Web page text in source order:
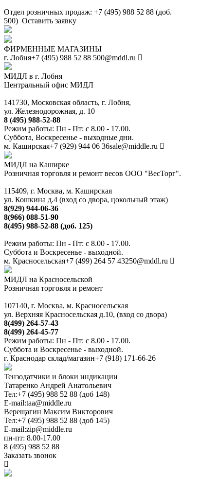
Отдел розничных продаж: +7 (495) 988 52 88 (доб.
500) Оставить заявку
ФИРМЕННЫЕ МАГАЗИНЫ
г. Лобня+7 (495) 988 52 88 500@mddl.ru
МИДЛ в г. Лобня
Центральный офис МИДЛ
141730, Московская область, г. Лобня,
ул. Железнодорожная, д. 10
8 (495) 988-52-88
Режим работы: Пн - Пт: с 8.00 - 17.00.
Суббота, Воскресенье - выходные дни.
м. Каширская+7 (929) 944 06 36sale@middle.ru
МИДЛ на Каширке
Розничная торговля и ремонт весов ООО "ВесТорг".
115409, г. Москва, м. Каширская
ул. Кошкина д.4 (вход со двора, цокольный этаж)
8(929) 944-06-36
8(966) 088-51-90
8(495) 988-52-88 (доб. 125)
Режим работы: Пн - Пт: с 8.00 - 17.00.
Суббота и Воскресенье - выходной.
м. Красносельская+7 (499) 264 57 43250@mddl.ru
МИДЛ на Красносельской
Розничная торговля и ремонт
107140, г. Москва, м. Красносельская
ул. Верхняя Красносельская д.10, (вход со двора)
8(499) 264-57-43
8(499) 264-45-77
Режим работы: Пн - Пт: с 8.00 - 17.00.
Суббота и Воскресенье - выходной.
г. Краснодар склад/магазин+7 (918) 171-66-26
Тензодатчики и блоки индикации
Татаренко Андрей Анатольевич
Тел:+7 (495) 988 52 88 (доб 148)
E-mail:taa@middle.ru
Верещагин Максим Викторович
Тел:+7 (495) 988 52 88 (доб 145)
E-mail:zip@middle.ru
пн-пт: 8.00-17.00
8 (495) 988 52 88
Заказать звонок